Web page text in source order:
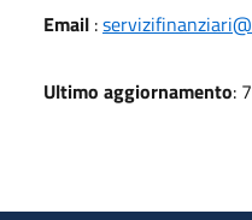
Email :
Ultimo aggiornamento: